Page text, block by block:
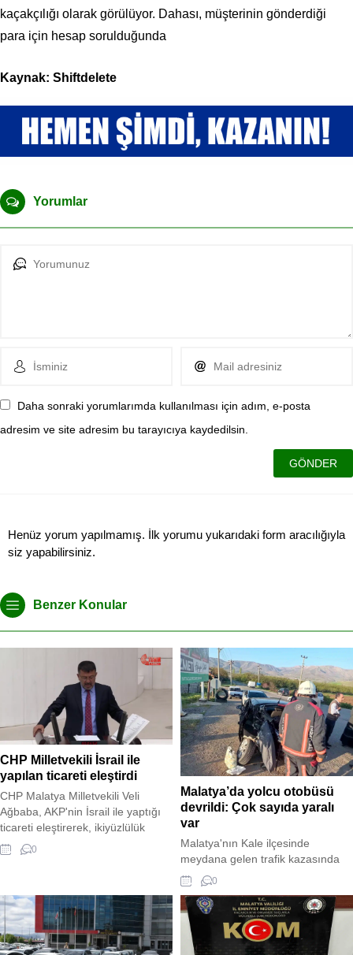
kaçakçılığı olarak görülüyor. Dahası, müşterinin gönderdiği
para için hesap sorulduğunda
Kaynak: Shiftdelete
Yorumlar
Daha sonraki yorumlarımda kullanılması için adım, e-posta
adresim ve site adresim bu tarayıcıya kaydedilsin.
Henüz yorum yapılmamış. İlk yorumu yukarıdaki form aracılığıyla
siz yapabilirsiniz.
Benzer Konular
CHP Milletvekili İsrail ile
yapılan ticareti eleştirdi
CHP Malatya Milletvekili Veli
Ağbaba, AKP'nin İsrail ile yaptığı
ticareti eleştirerek, ikiyüzlülük
olduğunu belirtti. AKP Grup
Başkanvekili Özlem Zengin ise
CHP'nin İsrail'e değil AKP'ye
kızdığını söyledi. CHP'nin grup
önerisiyle İsrail ile yapılan ticaretin
0
Malatya’da yolcu otobüsü
devrildi: Çok sayıda yaralı
var
Malatya'nın Kale ilçesinde
meydana gelen trafik kazasında
bir yolcu otobüsü devrildi. İlk
belirlemelere göre, kazada çok
sayıda yaralı olduğu bildirildi. Olay
yerine sağlık ve kurtarma ekipleri
sevk edildi.
0